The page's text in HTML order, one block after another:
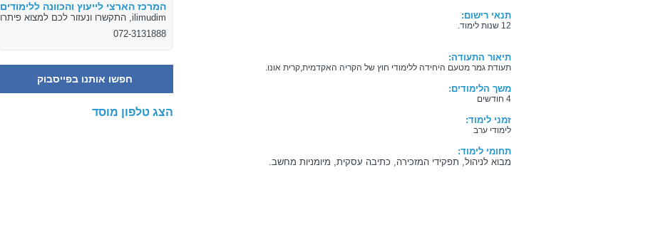
המרכז הארצי לייעוץ והכוונה ללימודים
ilimudim, התקשרו ונעזור לכם למצוא פיתרון
072-3131888
חפשו אותנו בפייסבוק
הצג טלפון מוסד
תנאי רישום:
12 שנות לימוד.
תיאור התעודה:
תעודת גמר מטעם היחידה ללימודי חוץ של הקריה האקדמית,קרית אונו.
משך הלימודים:
4 חודשים
זמני לימוד:
לימודי ערב
תחומי לימוד:
מבוא לניהול, תפקידי המזכירה, כתיבה עסקית, מיומניות מחשב.